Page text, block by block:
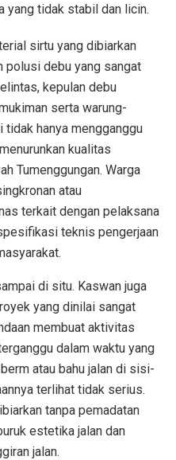
yang tidak stabil dan licin.
sirtu yang dibiarkan
polusi debu yang sangat
kepulan debu
serta warung-
hanya mengganggu
kualitas
Tumenggungan. Warga
atau
terkait dengan pelaksana
teknis pengerjaan
di situ. Kaswan juga
yang dinilai sangat
membuat aktivitas
dalam waktu yang
atau bahu jalan di sisi-
terlihat tidak serius.
tanpa pemadatan
estetika jalan dan
jalan.